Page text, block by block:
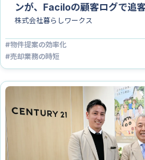
ンが、Faciloの顧客ログで追
株式会社暮らしワークス
#物件提案の効率化
#売却業務の時短